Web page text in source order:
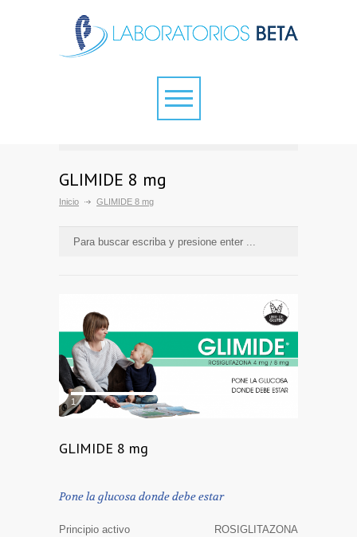
GLIMIDE 8 mg
Inicio GLIMIDE 8 mg
1
GLIMIDE 8 mg
Pone la glucosa donde debe estar
Principio activo ROSIGLITAZONA